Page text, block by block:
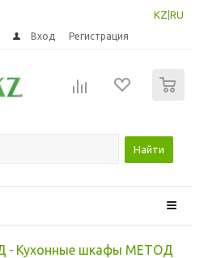
KZ RU
Вход Регистрация
Найти
- Кухонные шкафы МЕТОД